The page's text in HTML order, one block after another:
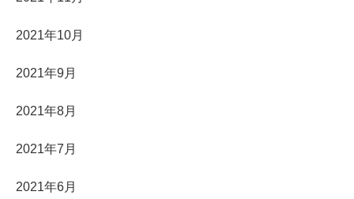
2021年10月
2021年9月
2021年8月
2021年7月
2021年6月